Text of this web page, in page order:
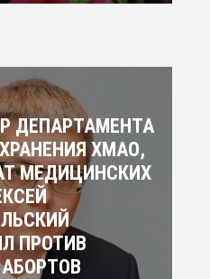
ДЕПАРТАМЕНТА
ХМАО,
МЕДИЦИНСКИХ
ПРОТИВ